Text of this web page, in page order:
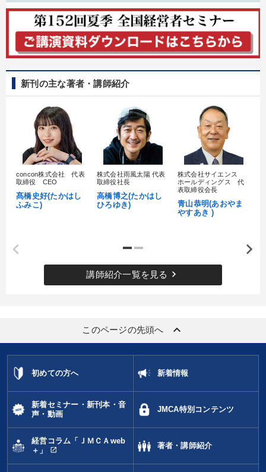
新刊の主な著者・講師紹介
concon株式会社 代表
取締役 CEO
髙橋史好(たかはし
ふみこ)
株式会社雨風太陽 代表
取締役社長
高橋博之(たかはし
ひろゆき)
株式会社サイエンス
ホールディングス 代
表取締役会長
青山恭明(あおやま
やすあき )
講師紹介一覧を見る keyboard_arrow_right
このページの先頭へ keyboard_arrow_up
初めての方へ 新着情報
新着セミナー・新刊本・音
声・動画
JMCA特別コンテンツ
経営コラム「ＪＭＣＡweb
＋」
open_in_new
著者・講師紹介